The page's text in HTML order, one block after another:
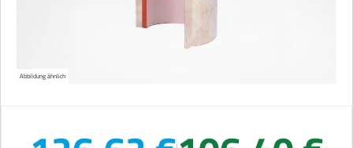
Abbildung ähnlich